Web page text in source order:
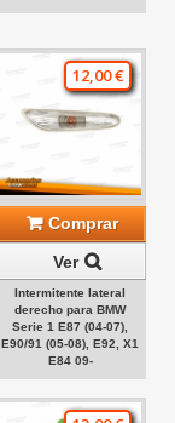
12,00 €
Comprar
Ver
Intermitente lateral
derecho para BMW
Serie 1 E87 (04-07),
E90/91 (05-08), E92, X1
E84 09-